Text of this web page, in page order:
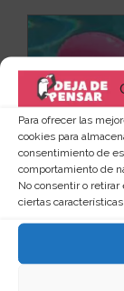
Para ofrecer las
cookies para
consentimiento de
comportamiento de
No consentir o
ciertas